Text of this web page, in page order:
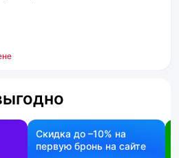
Скидка до –10% на
первую бронь на сайте